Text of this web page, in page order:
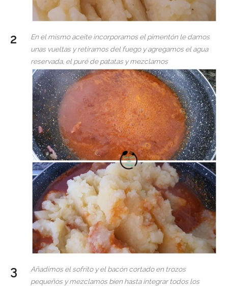
En el mismo aceite incorporamos el pimentón le damos
unas vueltas y retiramos del fuego y agregamos el agua
reservada, el puré de patatas y mezclamos
Añadimos el sofrito y el bacón cortado en trozos
pequeños y mezclamos bien hasta integrar todos los